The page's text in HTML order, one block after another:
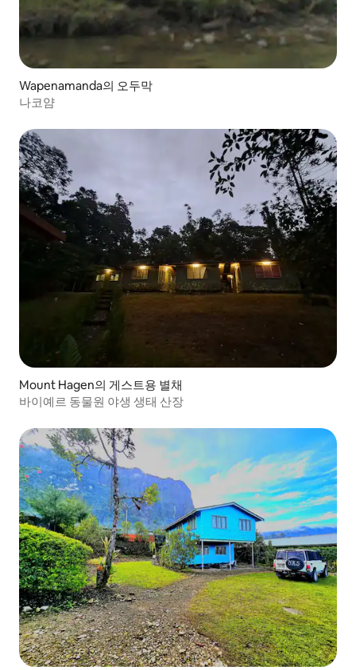
Wapenamanda의 오두막
나코얌
Mount Hagen의 게스트용 별채
바이예르 동물원 야생 생태 산장